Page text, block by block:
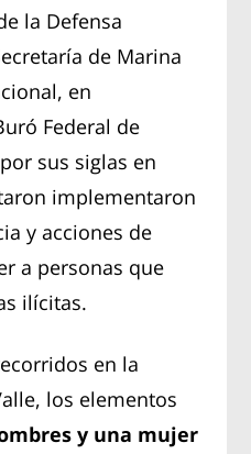
la Defensa
de Marina
en
Federal de
sus siglas en
implementaron
y acciones de
a personas que
ilícitas.
en la
los elementos
y una mujer